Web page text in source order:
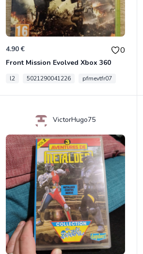
4.90 € 0
Front Mission Evolved Xbox 360
l2 5021290041226 pfmevtfr07
VictorHugo75